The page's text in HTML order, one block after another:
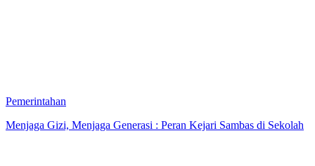
Pemerintahan
Menjaga Gizi, Menjaga Generasi : Peran Kejari Sambas di Sekolah